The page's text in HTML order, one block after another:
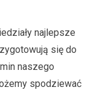
najlepsze
się do
naszego
spodziewać